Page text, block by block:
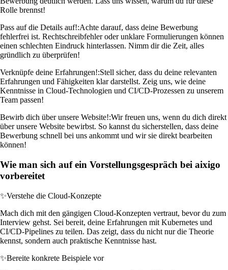
Rolle brennst!
Pass auf die Details auf!:Achte darauf, dass deine Bewerbung
fehlerfrei ist. Rechtschreibfehler oder unklare Formulierungen können
einen schlechten Eindruck hinterlassen. Nimm dir die Zeit, alles
gründlich zu überprüfen!
Verknüpfe deine Erfahrungen!:Stell sicher, dass du deine relevanten
Erfahrungen und Fähigkeiten klar darstellst. Zeig uns, wie deine
Kenntnisse in Cloud-Technologien und CI/CD-Prozessen zu unserem
Team passen!
Bewirb dich über unsere Website!:Wir freuen uns, wenn du dich direkt
über unsere Website bewirbst. So kannst du sicherstellen, dass deine
Bewerbung schnell bei uns ankommt und wir sie direkt bearbeiten
können!
Wie man sich auf ein Vorstellungsgespräch bei aixigo
vorbereitet
✨Verstehe die Cloud-Konzepte
Mach dich mit den gängigen Cloud-Konzepten vertraut, bevor du zum
Interview gehst. Sei bereit, deine Erfahrungen mit Kubernetes und
CI/CD-Pipelines zu teilen. Das zeigt, dass du nicht nur die Theorie
kennst, sondern auch praktische Kenntnisse hast.
✨Bereite konkrete Beispiele vor